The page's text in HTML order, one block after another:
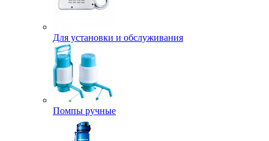
Для установки и обслуживания
Помпы ручные